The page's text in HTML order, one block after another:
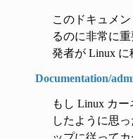
このドキュメ
るのに非常に
発者が Linux に
Documentation/
もし Linux カ
したように思